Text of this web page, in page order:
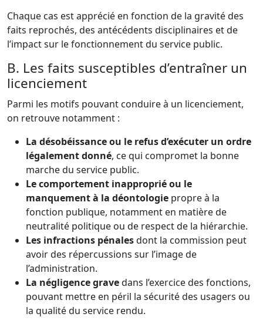
Chaque cas est apprécié en fonction de la gravité des
faits reprochés, des antécédents disciplinaires et de
l’impact sur le fonctionnement du service public.
B. Les faits susceptibles d’entraîner un
licenciement
Parmi les motifs pouvant conduire à un licenciement,
on retrouve notamment :
La désobéissance ou le refus d’exécuter un ordre
légalement donné, ce qui compromet la bonne
marche du service public.
Le comportement inapproprié ou le
manquement à la déontologie propre à la
fonction publique, notamment en matière de
neutralité politique ou de respect de la hiérarchie.
Les infractions pénalesdont la commission peut
avoir des répercussions sur l’image de
l’administration.
La négligence gravedans l’exercice des fonctions,
pouvant mettre en péril la sécurité des usagers ou
la qualité du service rendu.